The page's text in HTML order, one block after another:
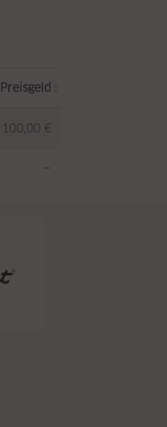
Preisgeld
100,00 €
—